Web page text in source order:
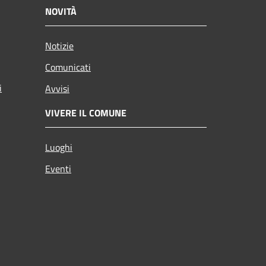
NOVITÀ
Notizie
Comunicati
Avvisi
VIVERE IL COMUNE
Luoghi
Eventi